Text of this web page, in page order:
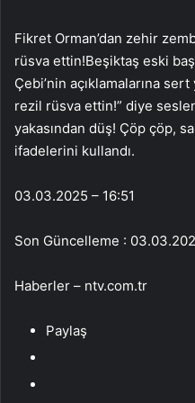
Fikret Orman’dan zehir
rüsva ettin!Beşiktaş eski
Çebi’nin açıklamalarına sert
rezil rüsva ettin!” diye
yakasından düş! Çöp çöp,
ifadelerini kullandı.
03.03.2025 – 16:51
Son Güncelleme :
Haberler – ntv.com.tr
Paylaş